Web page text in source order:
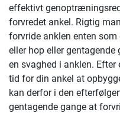
effektivt
forvredet ankel. Rigtig
forvride anklen enten
eller hop eller
en svaghed i anklen.
tid for din ankel at
kan derfor i den
gentagende gange at